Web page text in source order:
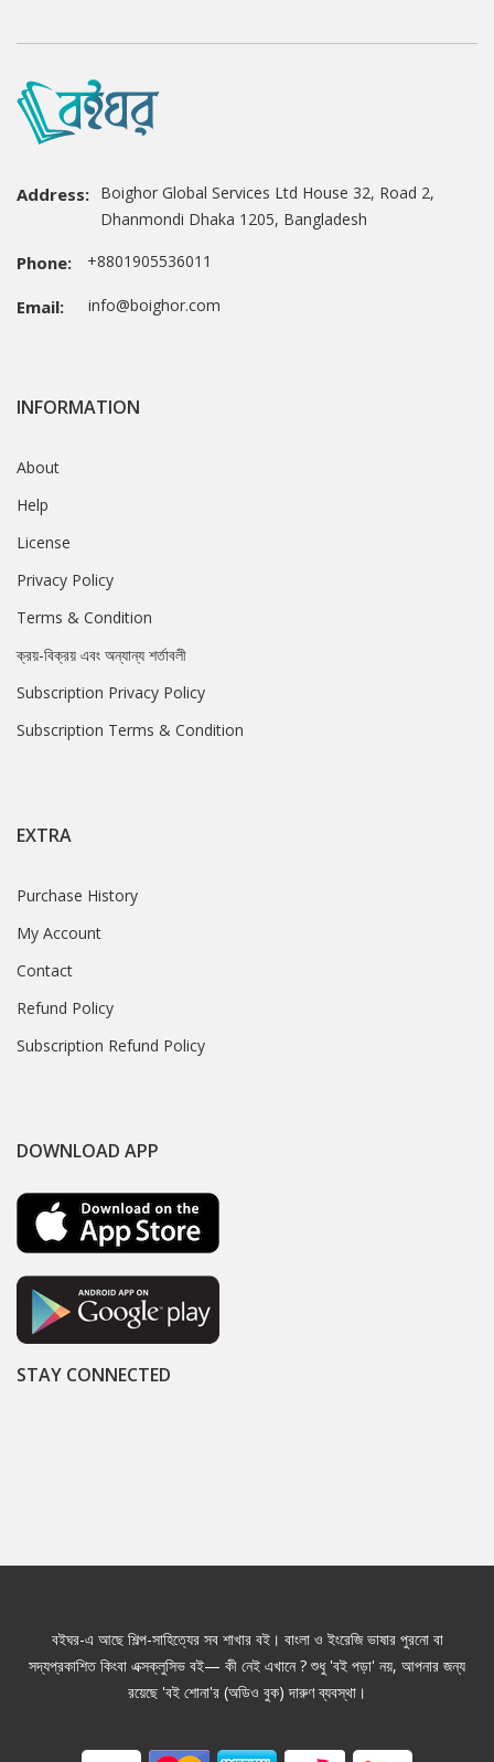
Address: Boighor Global Services Ltd House 32, Road 2,
Dhanmondi Dhaka 1205, Bangladesh
Phone: +8801905536011
Email: info@boighor.com
INFORMATION
About
Help
License
Privacy Policy
Terms & Condition
ক্রয়-বিক্রয় এবং অন্যান্য শর্তাবলী
Subscription Privacy Policy
Subscription Terms & Condition
EXTRA
Purchase History
My Account
Contact
Refund Policy
Subscription Refund Policy
DOWNLOAD APP
STAY CONNECTED
বইঘর-এ আছে শিল্প-সাহিত্যের সব শাখার বই। বাংলা ও ইংরেজি ভাষার পুরনো বা
সদ্যপ্রকাশিত কিংবা এক্সক্লুসিভ বই— কী নেই এখানে ? শুধু 'বই পড়া' নয়, আপনার জন্য
রয়েছে 'বই শোনা'র (অডিও বুক) দারুণ ব্যবস্থা।